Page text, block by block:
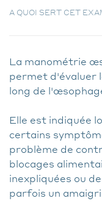
A QUOI SERT CET
La manométrie
permet d'évaluer
long de
Elle est indiquée
certains
problème de
blocages
inexpliquées ou
parfois un